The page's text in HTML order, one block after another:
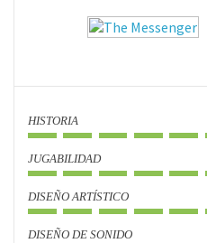
HISTORIA
JUGABILIDAD
DISEÑO ARTÍSTICO
DISEÑO DE SONIDO